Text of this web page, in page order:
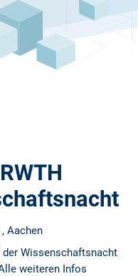
Aachen
der Wissenschaftsnacht
weiteren Infos